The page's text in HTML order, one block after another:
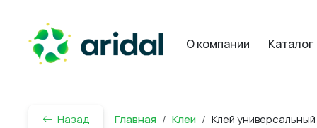
О компании Каталог
Назад Главная Клеи Клей